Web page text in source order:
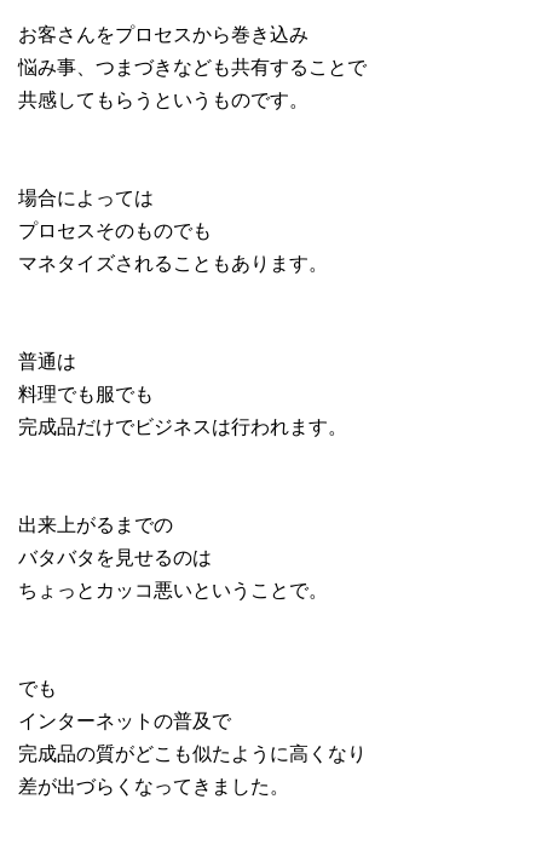
お客さんをプロセスから巻き込み
悩み事、つまづきなども共有することで
共感してもらうというものです。
場合によっては
プロセスそのものでも
マネタイズされることもあります。
普通は
料理でも服でも
完成品だけでビジネスは行われます。
出来上がるまでの
バタバタを見せるのは
ちょっとカッコ悪いということで。
でも
インターネットの普及で
完成品の質がどこも似たように高くなり
差が出づらくなってきました。